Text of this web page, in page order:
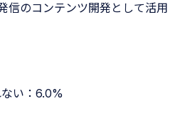
信のコンテンツ開発として活用
い：6.0%